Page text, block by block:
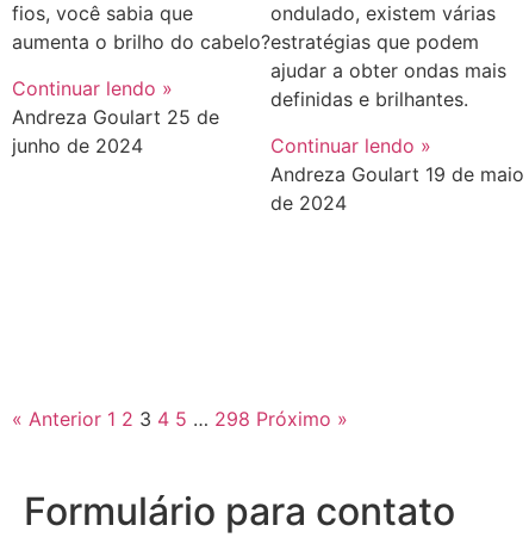
fios, você sabia que
aumenta o brilho do cabelo?
Continuar lendo »
Andreza Goulart 25 de
junho de 2024
ondulado, existem várias
estratégias que podem
ajudar a obter ondas mais
definidas e brilhantes.
Continuar lendo »
Andreza Goulart 19 de maio
de 2024
« Anterior 1 2 3 4 5 … 298 Próximo »
Formulário para contato